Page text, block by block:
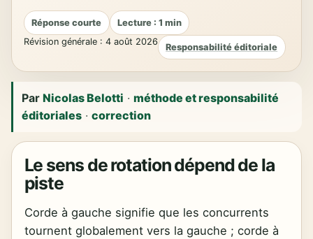
Réponse courte
Lecture : 1 min
Révision générale : 4 août 2026
Responsabilité éditoriale
ParNicolas Belotti ·méthode et responsabilité
éditoriales ·correction
Le sens de rotation dépend de la
piste
Corde à gauche signifie que les concurrents
tournent globalement vers la gauche ; corde à